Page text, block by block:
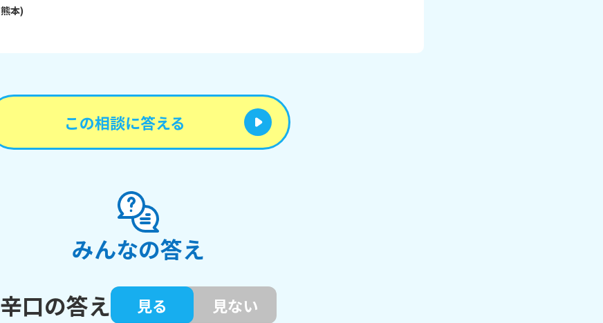
熊本)
この相談に答える
みんなの答え
辛口の答え
見る 見ない